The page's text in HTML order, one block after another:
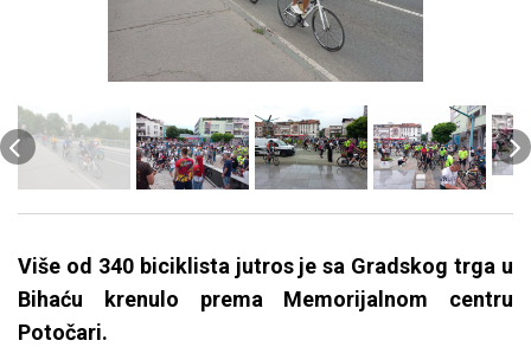
Više od 340 biciklista jutros je sa Gradskog trga u
Bihaću krenulo prema Memorijalnom centru
Potočari.